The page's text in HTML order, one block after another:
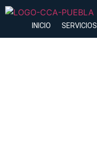
INICIO SERVICIOS